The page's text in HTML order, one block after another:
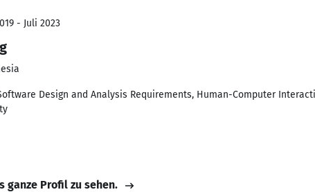
- Juli 2023
Design and Analysis Requirements, Human-Computer
ganze Profil zu sehen.